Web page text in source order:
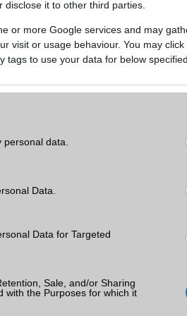
disclose it to other third parties.
or more Google services and may
visit or usage behaviour. You may
tags to use your data for below
data.
Data.
Data for Targeted
Sale, and/or Sharing
with the Purposes for which it
bluetooth
dropbox
technológia főzött rom google
memória Litium lte memória metál
szinkronizálás